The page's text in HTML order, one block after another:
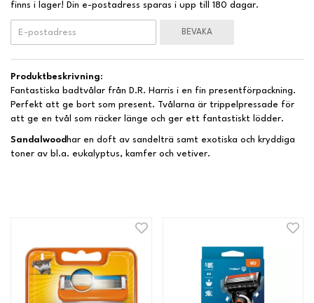
finns i lager! Din e-postadress sparas i upp till 180 dagar.
BEVAKA
Produktbeskrivning:
Fantastiska badtvålar från D.R. Harris i en fin presentförpackning.
Perfekt att ge bort som present. Tvålarna är trippelpressade för
att ge en tvål som räcker länge och ger ett fantastiskt lödder.
Sandalwood har en doft av sandelträ samt exotiska och kryddiga
toner av bl.a. eukalyptus, kamfer och vetiver.